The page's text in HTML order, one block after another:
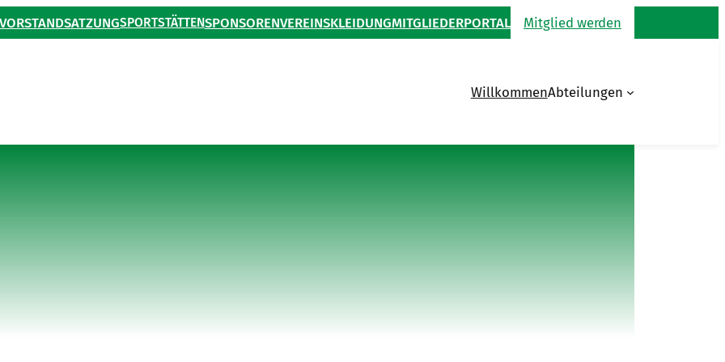
VORSTANDSATZUNGSPORTSTÄTTENSPONSORENVEREINSKLEIDUNGMITGLIEDERPORTAL Mitglied werden
WillkommenAbteilungen